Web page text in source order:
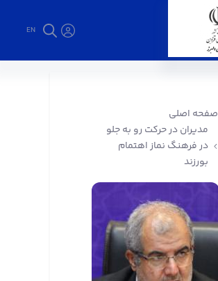
EN
صفحه اصلی
مدیران در حرکت رو به جلو
در فرهنگ نماز اهتمام
بورزند